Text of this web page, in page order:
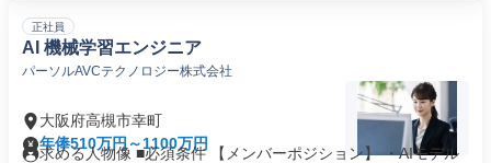
正社員
AI 機械学習エンジニア
パーソルAVCテクノロジー株式会社
大阪府高槻市幸町
年俸510万円～1100万円
求める人物像 ■必須条件 【メンバーポジション】 ・AIモデル